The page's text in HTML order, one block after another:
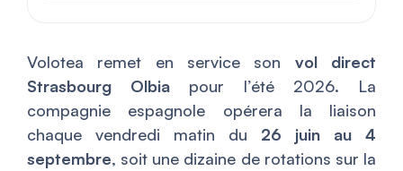
Volotea remet en service son vol direct
Strasbourg Olbia pour l’été 2026. La
compagnie espagnole opérera la liaison
chaque vendredi matin du 26 juin au 4
septembre, soit une dizaine de rotations sur la